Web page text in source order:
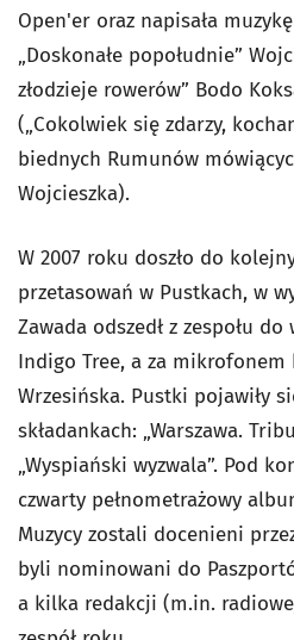
Open'er oraz napisała
„Doskonałe popołudnie”
złodzieje rowerów” Bodo
(„Cokolwiek się zdarzy,
biednych Rumunów
Wojcieszka).
W 2007 roku doszło do
przetasowań w Pustkach, w
Zawada odszedł z zespołu
Indigo Tree, a za mikrofonem
Wrzesińska. Pustki pojawiły
składankach: „Warszawa.
„Wyspiański wyzwala”. Pod
czwarty pełnometrażowy
Muzycy zostali docenieni
byli nominowani do
a kilka redakcji (m.in.